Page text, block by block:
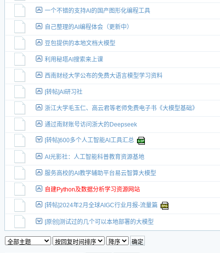
一个不错的支持AI的国产图形化编程工具
自己整理的AI编程体会（更新中）
豆包提供的本地文档大模型
利用秘塔AI搜索来上课
西南财经大学公布的免费大语言模型学习资料
[转帖]AI研习社
浙江大学毛玉仁、高云君等老师免费电子书《大模型基础》
通过南财账号访问浙大的Deepseek
[转帖]600多个人工智能AI工具汇总
AI光影社：人工智能科普教育资源基地
服务高校的AI教学辅助平台易云智算大模型
自建Python及数据分析学习资源网站
[转帖]2024年2月全球AIGC行业月报-流量篇
[原创]测试过的几个可以本地部署的大模型